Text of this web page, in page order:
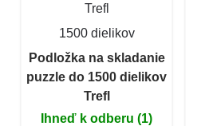
Trefl
1500 dielikov
Podložka na skladanie
puzzle do 1500 dielikov
Trefl
Ihneď k odberu (1)